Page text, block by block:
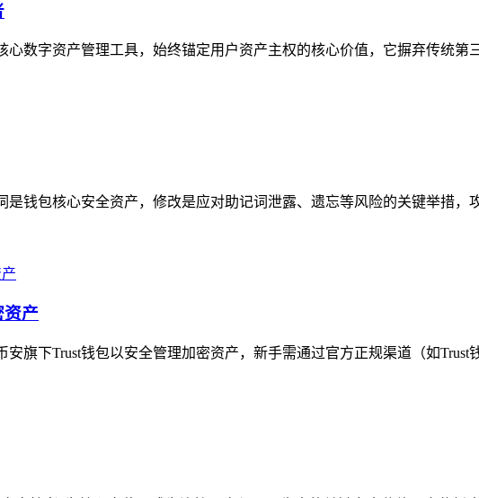
数字资产管理工具，始终锚定用户资产主权的核心价值，它摒弃传统第
钱包核心安全资产，修改是应对助记词泄露、遗忘等风险的关键举措，
资产
旗下Trust钱包以安全管理加密资产，新手需通过官方正规渠道（如Trust